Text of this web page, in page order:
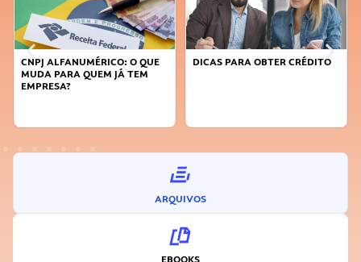
O QUE
JÁ TEM
DICAS PARA OBTER CRÉDITO
FAÇA A
ARQUIVOS